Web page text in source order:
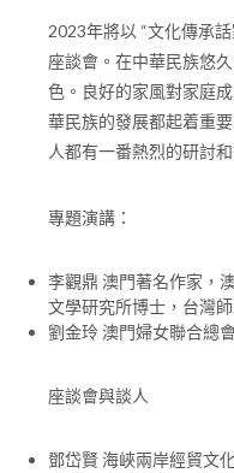
2023年將以 “文化傳承
座談會。在中華民族悠
色。良好的家風對家庭
華民族的發展都起着重
人都有一番熱烈的研討和
專題演講：
李觀鼎 澳門著名作家，
文學研究所博士，台灣
劉金玲 澳門婦女聯合總
座談會與談人
鄧岱賢 海峽兩岸經貿文